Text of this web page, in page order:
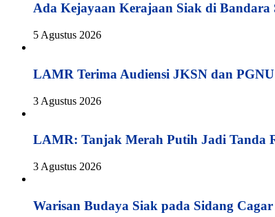
Ada Kejayaan Kerajaan Siak di Bandara
5 Agustus 2026
LAMR Terima Audiensi JKSN dan
3 Agustus 2026
LAMR: Tanjak Merah Putih Jadi Tanda
3 Agustus 2026
Warisan Budaya Siak pada Sidang